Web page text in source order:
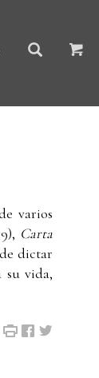
varios
Carta
dictar
su vida,